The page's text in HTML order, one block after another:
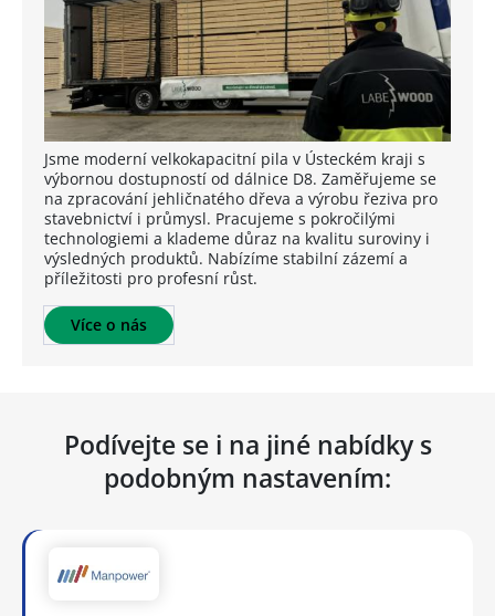
Jsme moderní velkokapacitní pila v Ústeckém kraji s
výbornou dostupností od dálnice D8. Zaměřujeme se
na zpracování jehličnatého dřeva a výrobu řeziva pro
stavebnictví i průmysl. Pracujeme s pokročilými
technologiemi a klademe důraz na kvalitu suroviny i
výsledných produktů. Nabízíme stabilní zázemí a
příležitosti pro profesní růst.
Více o nás
Podívejte se i na jiné nabídky s
podobným nastavením: